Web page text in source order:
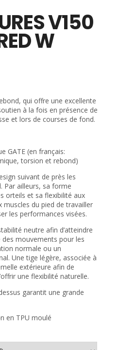
V150
W
qui offre une excellente
à la fois en présence de
et lors de courses de fond.
GATE (en français:
torsion et rebond)
suivant de près les
Par ailleurs, sa forme
orteils et sa flexibilité aux
du pied de travailler
les performances visées.
neutre afin d’atteindre
mouvements pour les
normale ou un
Une tige légère, associée à
extérieure afin de
une flexibilité naturelle.
garantit une grande
en TPU moulé